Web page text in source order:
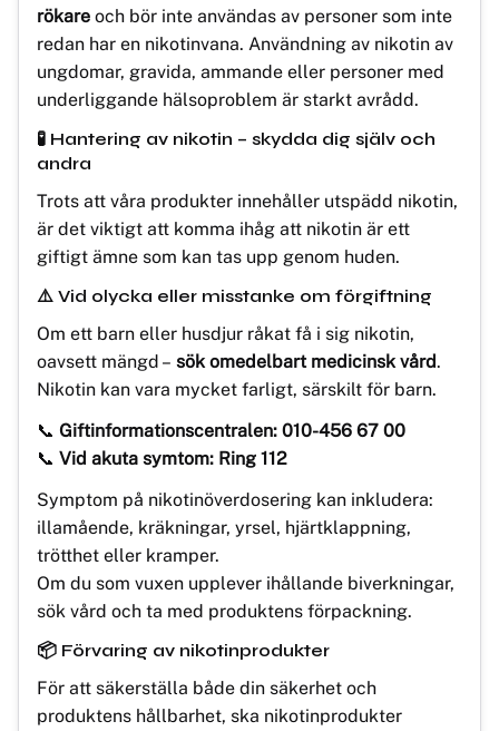
rökare och bör inte användas av personer som inte
redan har en nikotinvana. Användning av nikotin av
ungdomar, gravida, ammande eller personer med
underliggande hälsoproblem är starkt avrådd.
🧪 Hantering av nikotin – skydda dig själv och
andra
Trots att våra produkter innehåller utspädd nikotin,
är det viktigt att komma ihåg att nikotin är ett
giftigt ämne som kan tas upp genom huden.
⚠️ Vid olycka eller misstanke om förgiftning
Om ett barn eller husdjur råkat få i sig nikotin,
oavsett mängd – sök omedelbart medicinsk vård.
Nikotin kan vara mycket farligt, särskilt för barn.
📞 Giftinformationscentralen: 010-456 67 00
📞 Vid akuta symtom: Ring 112
Symptom på nikotinöverdosering kan inkludera:
illamående, kräkningar, yrsel, hjärtklappning,
trötthet eller kramper.
Om du som vuxen upplever ihållande biverkningar,
sök vård och ta med produktens förpackning.
📦 Förvaring av nikotinprodukter
För att säkerställa både din säkerhet och
produktens hållbarhet, ska nikotinprodukter